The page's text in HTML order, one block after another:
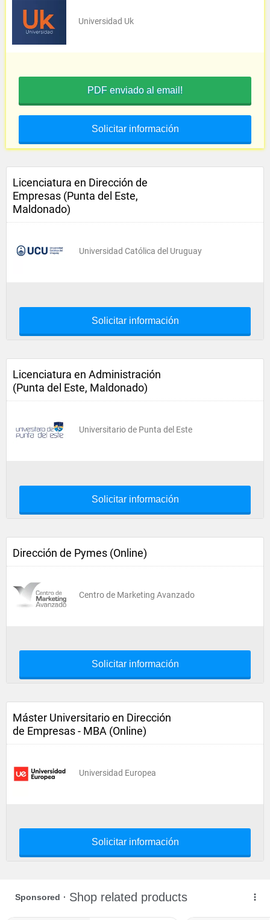
Universidad Uk
PDF enviado al email!
Solicitar información
Licenciatura en Dirección de
Empresas (Punta del Este,
Maldonado)
Universidad Católica del Uruguay
Solicitar información
Licenciatura en Administración
(Punta del Este, Maldonado)
Universitario de Punta del Este
Solicitar información
Dirección de Pymes (Online)
Centro de Marketing Avanzado
Solicitar información
Máster Universitario en Dirección
de Empresas - MBA (Online)
Universidad Europea
Solicitar información